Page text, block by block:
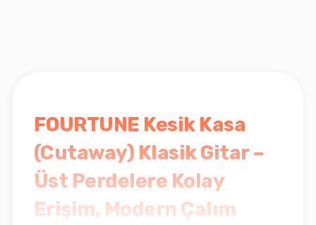
FOURTUNE Kesik Kasa
(Cutaway) Klasik Gitar –
Üst Perdelere Kolay
Erişim, Modern Çalım